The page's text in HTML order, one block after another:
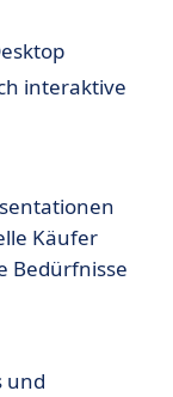
interaktive
Käufer
Bedürfnisse
und